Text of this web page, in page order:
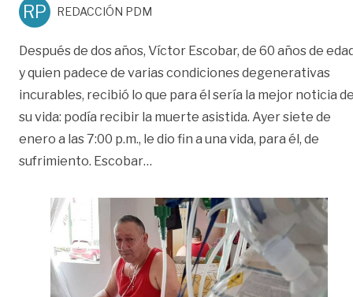
RP REDACCIÓN PDM
Después de dos años, Víctor Escobar, de 60 años de
y quien padece de varias condiciones degenerativas
incurables, recibió lo que para él sería la mejor noticia
su vida: podía recibir la muerte asistida. Ayer siete de
enero a las 7:00 p.m., le dio fin a una vida, para él, de
sufrimiento. Escobar…